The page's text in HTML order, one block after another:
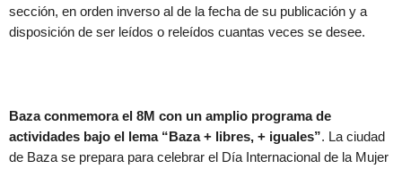
sección, en orden inverso al de la fecha de su publicación y a
disposición de ser leídos o releídos cuantas veces se desee.
Baza conmemora el 8M con un amplio programa de
actividades bajo el lema “Baza + libres, + iguales”. La ciudad
de Baza se prepara para celebrar el Día Internacional de la Mujer